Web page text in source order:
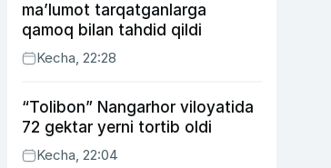
ma’lumot tarqatganlarga
qamoq bilan tahdid qildi
Kecha, 22:28
“Tolibon” Nangarhor viloyatida
72 gektar yerni tortib oldi
Kecha, 22:04